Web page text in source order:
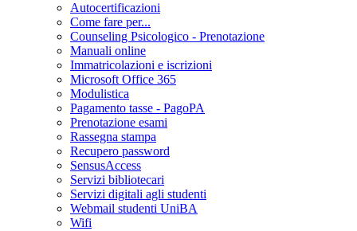
Autocertificazioni
Come fare per...
Counseling Psicologico - Prenotazione
Manuali online
Immatricolazioni e iscrizioni
Microsoft Office 365
Modulistica
Pagamento tasse - PagoPA
Prenotazione esami
Rassegna stampa
Recupero password
SensusAccess
Servizi bibliotecari
Servizi digitali agli studenti
Webmail studenti UniBA
Wifi